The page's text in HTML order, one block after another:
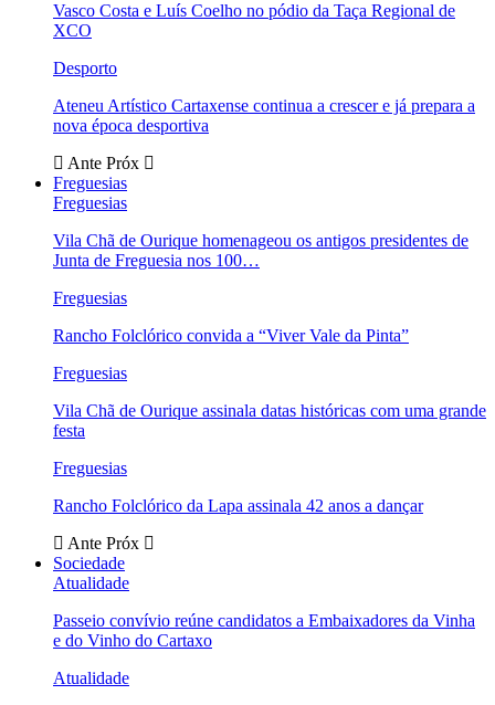
Vasco Costa e Luís Coelho no pódio da Taça Regional de
XCO
Desporto
Ateneu Artístico Cartaxense continua a crescer e já prepara a
nova época desportiva
Ante Próx
Freguesias
Freguesias
Vila Chã de Ourique homenageou os antigos presidentes de
Junta de Freguesia nos 100…
Freguesias
Rancho Folclórico convida a “Viver Vale da Pinta”
Freguesias
Vila Chã de Ourique assinala datas históricas com uma grande
festa
Freguesias
Rancho Folclórico da Lapa assinala 42 anos a dançar
Ante Próx
Sociedade
Atualidade
Passeio convívio reúne candidatos a Embaixadores da Vinha
e do Vinho do Cartaxo
Atualidade